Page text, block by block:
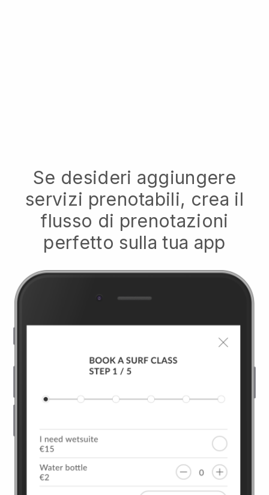
Se desideri aggiungere
servizi prenotabili, crea il
flusso di prenotazioni
perfetto sulla tua app